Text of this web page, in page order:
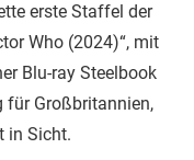
erste Staffel der
Who (2024)“, mit
Blu-ray Steelbook
für Großbritannien,
in Sicht.